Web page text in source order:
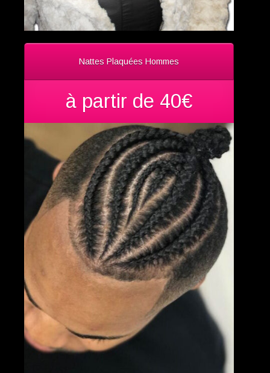
Nattes Plaquées Hommes
à partir de 40€